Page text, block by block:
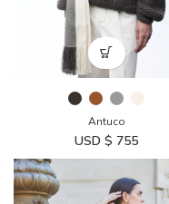
Antuco
USD $ 755